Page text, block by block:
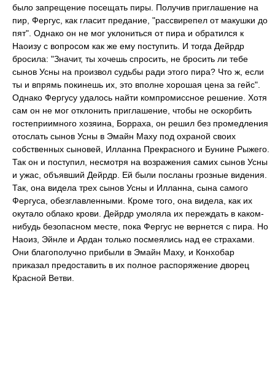
было запрещение посещать пиры. Получив приглашение на
пир, Фергус, как гласит предание, "рассвирепел от макушки до
пят". Однако он не мог уклониться от пира и обратился к
Наоизу с вопросом как же ему поступить. И тогда Дейрдр
бросила: "Значит, ты хочешь спросить, не бросить ли тебе
сынов Усны на произвол судьбы ради этого пира? Что ж, если
ты и впрямь покинешь их, это вполне хорошая цена за гейс".
Однако Фергусу удалось найти компромиссное решение. Хотя
сам он не мог отклонить приглашение, чтобы не оскорбить
гостеприимного хозяина, Борраха, он решил без промедления
отослать сынов Усны в Эмайн Маху под охраной своих
собственных сыновей, Илланна Прекрасного и Бунине Рыжего.
Так он и поступил, несмотря на возражения самих сынов Усны
и ужас, объявший Дейрдр. Ей были посланы грозные видения.
Так, она видела трех сынов Усны и Илланна, сына самого
Фергуса, обезглавленными. Кроме того, она видела, как их
окутало облако крови. Дейрдр умоляла их переждать в каком-
нибудь безопасном месте, пока Фергус не вернется с пира. Но
Наоиз, Эйнле и Ардан только посмеялись над ее страхами.
Они благополучно прибыли в Эмайн Маху, и Конхобар
приказал предоставить в их полное распоряжение дворец
Красной Ветви.